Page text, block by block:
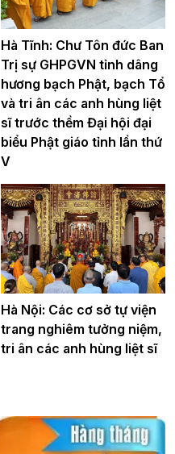
Hà Tĩnh: Chư Tôn đức Ban
Trị sự GHPGVN tỉnh dâng
hương bạch Phật, bạch Tổ
và tri ân các anh hùng liệt
sĩ trước thềm Đại hội đại
biểu Phật giáo tỉnh lần thứ
V
Hà Nội: Các cơ sở tự viện
trang nghiêm tưởng niệm,
tri ân các anh hùng liệt sĩ